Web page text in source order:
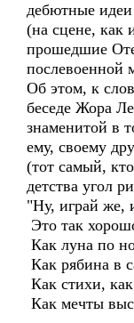
дебютные
(на сцене, как
прошедшие
послевоенной
Об этом, к
беседе Жора
знаменитой в
ему, своему
(тот самый,
детства угол
"Ну, играй же,
Это так
Как луна по
Как рябина в
Как стихи,
Как мечты